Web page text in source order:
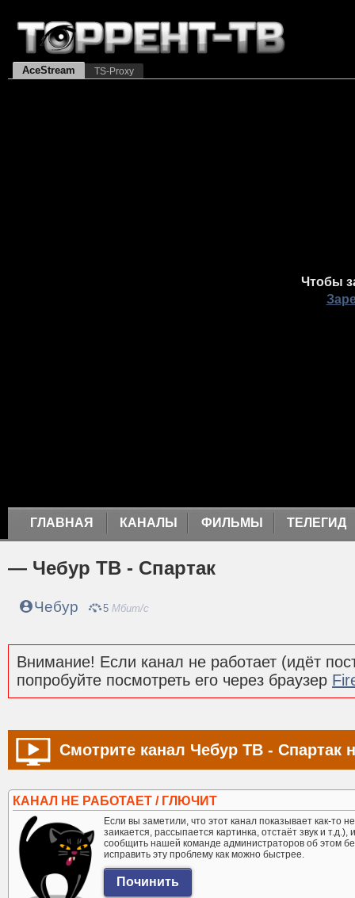
AceStream TS-Proxy
Чтобы
ГЛАВНАЯ КАНАЛЫ ФИЛЬМЫ ТЕЛЕГИД
— Чебур ТВ - Спартак
Чебур 5 Мбит/с
Внимание! Если канал не работает (идёт
попробуйте посмотреть его через браузер
Смотрите канал Чебур ТВ - Спартак
КАНАЛ НЕ РАБОТАЕТ / ГЛЮЧИТ
Если вы заметили, что этот канал показывает как-то
заикается, рассыпается картинка, отстаёт звук и
сообщить нашей команде администраторов об этом
исправить эту проблему как можно быстрее.